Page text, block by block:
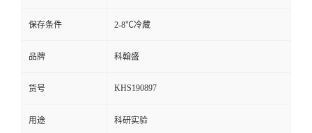
保存条件 2-8℃冷藏
品牌 科翰盛
货号 KHS190897
用途 科研实验